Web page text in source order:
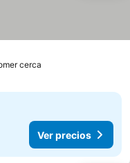
cerca
Ver precios